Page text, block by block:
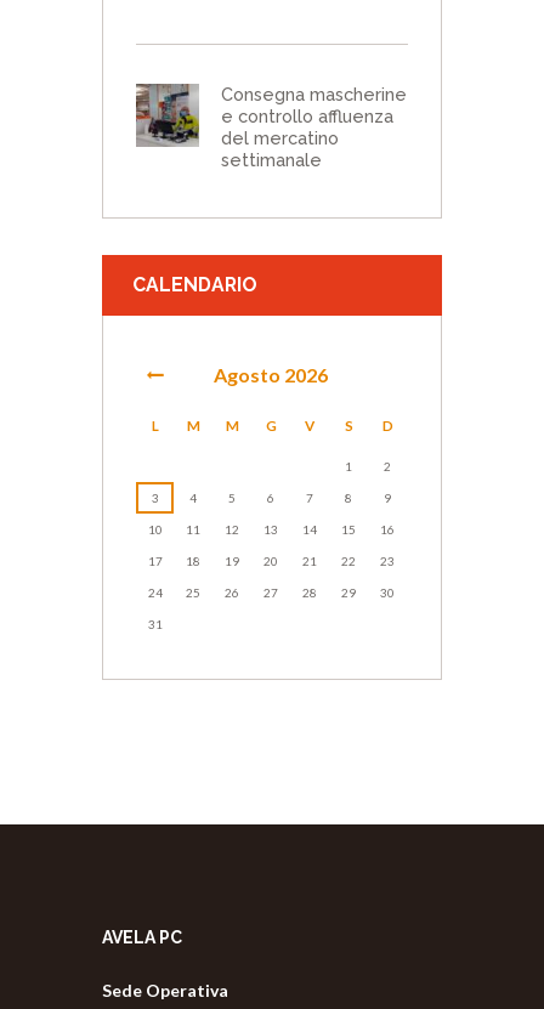
Consegna mascherine
e controllo affluenza
del mercatino
settimanale
CALENDARIO
Agosto 2026
L M M G V S D
1 2
3 4 5 6 7 8 9
10 11 12 13 14 15 16
17 18 19 20 21 22 23
24 25 26 27 28 29 30
31
AVELA PC
Sede Operativa